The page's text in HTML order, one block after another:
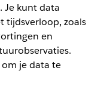
Je kunt data
tijdsverloop, zoals
en
je data te